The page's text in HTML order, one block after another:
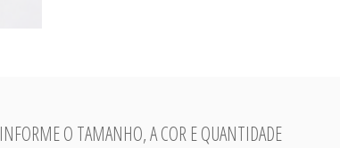
INFORME O TAMANHO, A COR E QUANTIDADE